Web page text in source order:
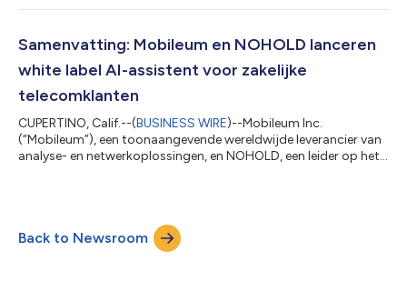
Interoperability & Testing Service) 5G Extension Verification
het bestaande VoLTE/IMS verificatiekader om verificatie van
5G-compatibiliteit te omvatten, zodat operato...
Samenvatting: Mobileum en NOHOLD lanceren
white label AI-assistent voor zakelijke
telecomklanten
CUPERTINO, Calif.--(BUSINESS WIRE)--Mobileum Inc.
(“Mobileum”), een toonaangevende wereldwijde leverancier van
analyse- en netwerkoplossingen, en NOHOLD, een leider op het
telecomoperators die kleine en middelgrote bedrijven
(kmo's/mkb's) bedienen. Het nieuwe aanbod bouwt voort op
de strategische AI-alliantie, aangekondigd in sept...
Back to Newsroom